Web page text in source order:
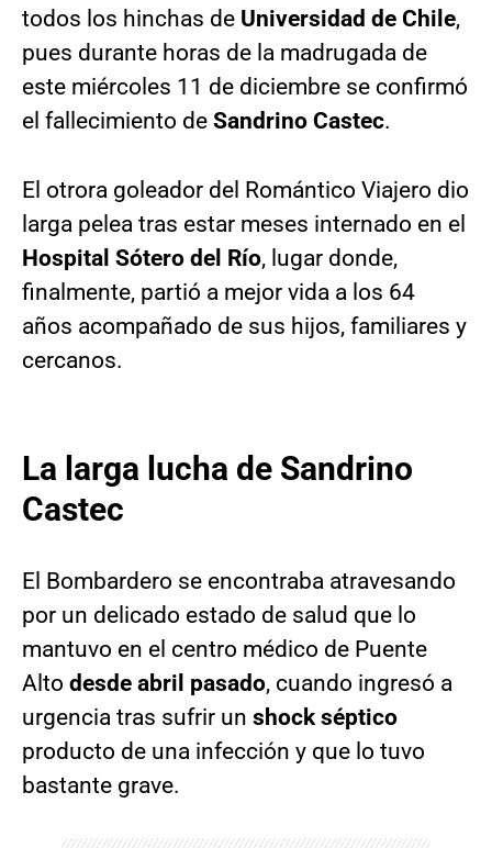
todos los hinchas de Universidad de Chile,
pues durante horas de la madrugada de
este miércoles 11 de diciembre se confirmó
el fallecimiento de Sandrino Castec.
El otrora goleador del Romántico Viajero dio
larga pelea tras estar meses internado en el
Hospital Sótero del Río, lugar donde,
finalmente, partió a mejor vida a los 64
años acompañado de sus hijos, familiares y
cercanos.
La larga lucha de Sandrino
Castec
El Bombardero se encontraba atravesando
por un delicado estado de salud que lo
mantuvo en el centro médico de Puente
Alto desde abril pasado, cuando ingresó a
urgencia tras sufrir un shock séptico
producto de una infección y que lo tuvo
bastante grave.